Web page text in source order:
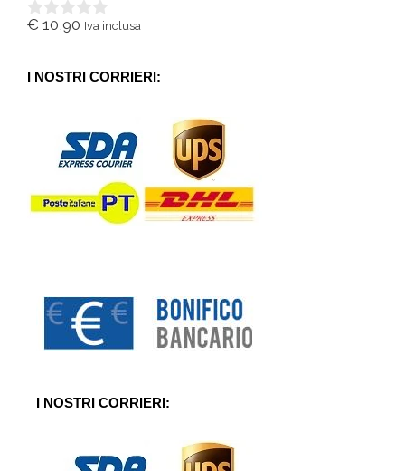
0
5
€ 10,90 Iva inclusa
I NOSTRI CORRIERI:
I NOSTRI CORRIERI: